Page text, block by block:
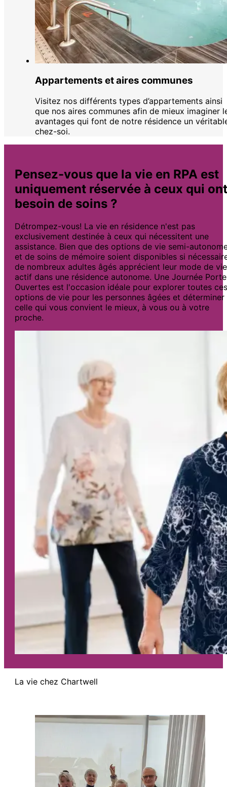
Appartements et aires communes
Visitez nos différents types d’appartements ainsi
que nos aires communes afin de mieux imaginer
avantages qui font de notre résidence un
chez-soi.
Pensez-vous que la vie en RPA est
uniquement réservée à ceux qui ont
besoin de soins ?
Détrompez-vous! La vie en résidence n'est pas
exclusivement destinée à ceux qui nécessitent une
assistance. Bien que des options de vie semi-
et de soins de mémoire soient disponibles si
de nombreux adultes âgés apprécient leur mode de vie
actif dans une résidence autonome. Une Journée
Ouvertes est l'occasion idéale pour explorer toutes ces
options de vie pour les personnes âgées et déterminer
celle qui vous convient le mieux, à vous ou à votre
proche.
La vie chez Chartwell